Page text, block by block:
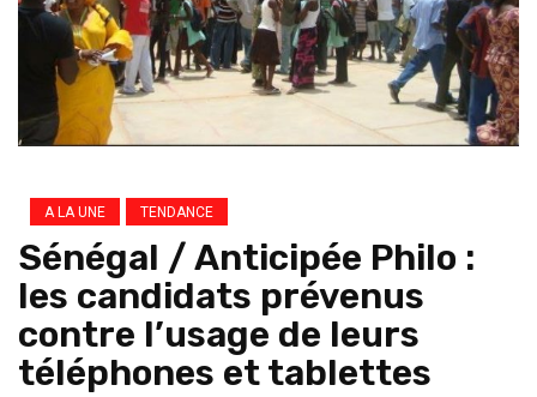
A LA UNE TENDANCE
Sénégal / Anticipée Philo :
les candidats prévenus
contre l’usage de leurs
téléphones et tablettes